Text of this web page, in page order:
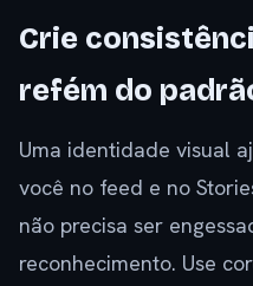
Crie
refém do
Uma identidade visual
você no feed e no
não precisa ser
reconhecimento. Use